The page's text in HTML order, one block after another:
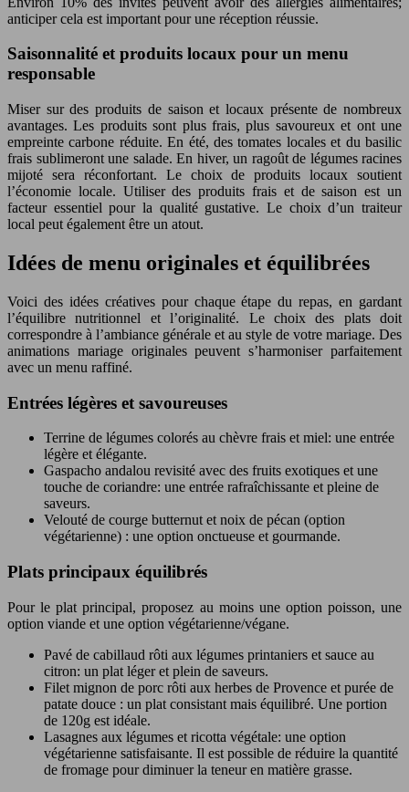
anticiper cela est important pour une réception réussie.
Saisonnalité et produits locaux pour un menu
responsable
Miser sur des produits de saison et locaux présente de nombreux
avantages. Les produits sont plus frais, plus savoureux et ont une
empreinte carbone réduite. En été, des tomates locales et du basilic
frais sublimeront une salade. En hiver, un ragoût de légumes racines
mijoté sera réconfortant. Le choix de produits locaux soutient
l’économie locale. Utiliser des produits frais et de saison est un
facteur essentiel pour la qualité gustative. Le choix d’un traiteur
local peut également être un atout.
Idées de menu originales et équilibrées
Voici des idées créatives pour chaque étape du repas, en gardant
l’équilibre nutritionnel et l’originalité. Le choix des plats doit
correspondre à l’ambiance générale et au style de votre mariage. Des
animations mariage originales peuvent s’harmoniser parfaitement
avec un menu raffiné.
Entrées légères et savoureuses
Terrine de légumes colorés au chèvre frais et miel: une entrée
légère et élégante.
Gaspacho andalou revisité avec des fruits exotiques et une
touche de coriandre: une entrée rafraîchissante et pleine de
saveurs.
Velouté de courge butternut et noix de pécan (option
végétarienne) : une option onctueuse et gourmande.
Plats principaux équilibrés
Pour le plat principal, proposez au moins une option poisson, une
option viande et une option végétarienne/végane.
Pavé de cabillaud rôti aux légumes printaniers et sauce au
citron: un plat léger et plein de saveurs.
Filet mignon de porc rôti aux herbes de Provence et purée de
patate douce : un plat consistant mais équilibré. Une portion
de 120g est idéale.
Lasagnes aux légumes et ricotta végétale: une option
végétarienne satisfaisante. Il est possible de réduire la quantité
de fromage pour diminuer la teneur en matière grasse.